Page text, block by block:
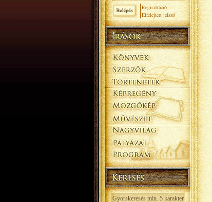
Regisztráció
Elfelejtett jelszó